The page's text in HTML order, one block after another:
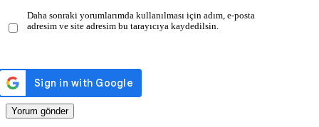
Daha sonraki yorumlarımda kullanılması için adım, e-posta
adresim ve site adresim bu tarayıcıya kaydedilsin.